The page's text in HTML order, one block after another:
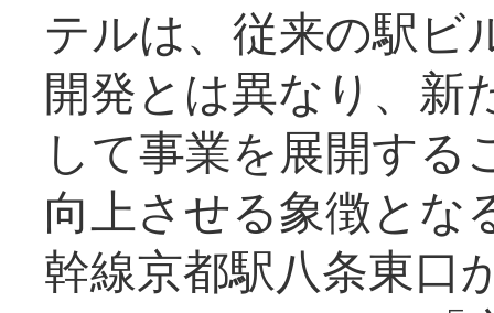
テルは、従来の駅ビ
開発とは異なり、新
して事業を展開する
向上させる象徴とな
幹線京都駅八条東口